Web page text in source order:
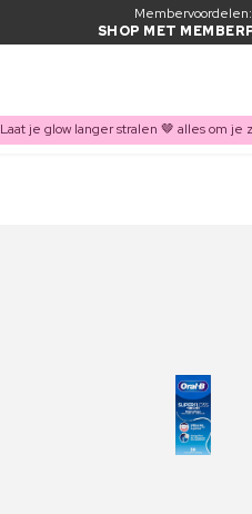
Membervoordelen:
SHOP MET
Laat je glow langer stralen 🤎 alles om